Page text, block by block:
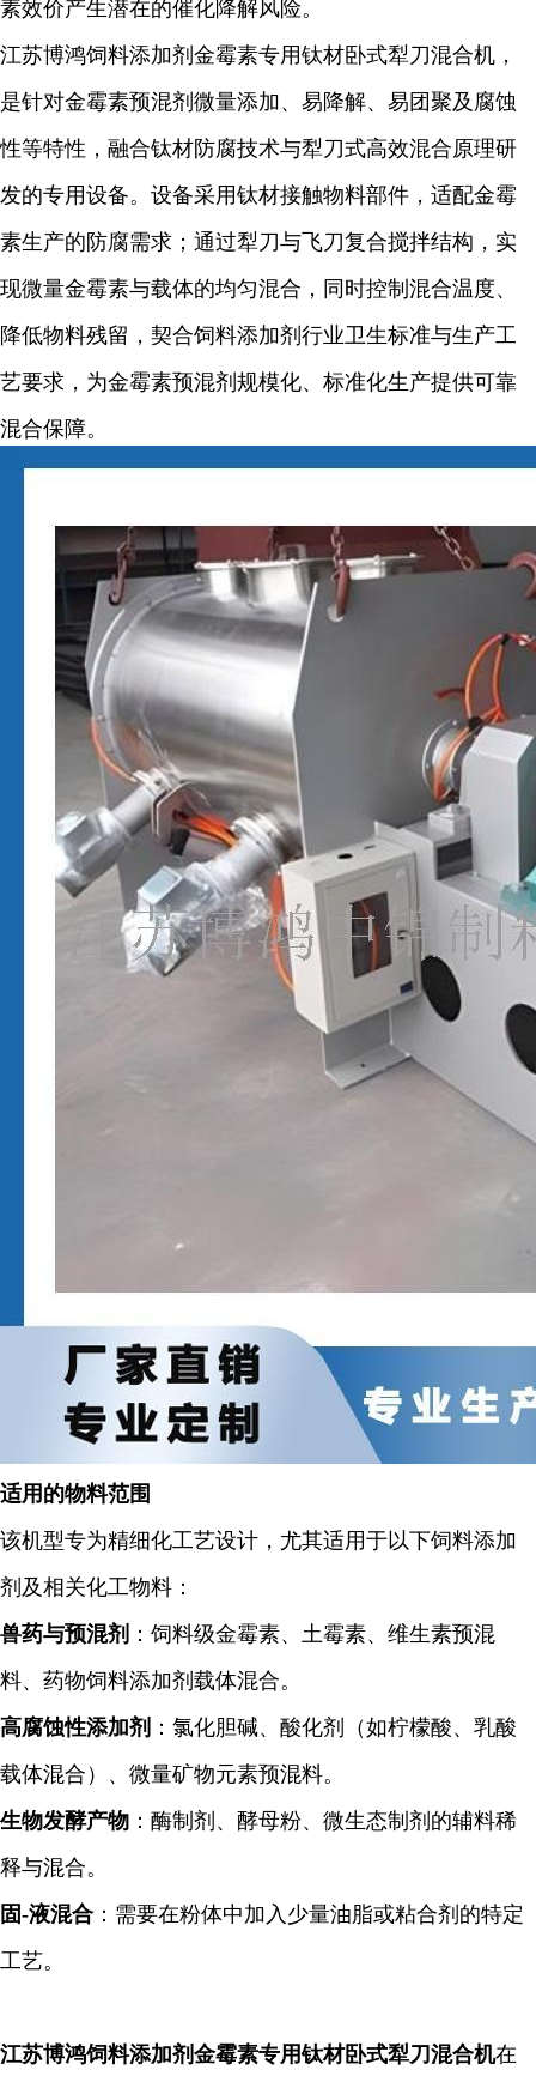
素效价产生潜在的催化降解风险。
江苏博鸿饲料添加剂金霉素专用钛材卧式犁刀混合机，
是针对金霉素预混剂微量添加、易降解、易团聚及腐蚀
性等特性，融合钛材防腐技术与犁刀式高效混合原理研
发的专用设备。设备采用钛材接触物料部件，适配金霉
素生产的防腐需求；通过犁刀与飞刀复合搅拌结构，实
现微量金霉素与载体的均匀混合，同时控制混合温度、
降低物料残留，契合饲料添加剂行业卫生标准与生产工
艺要求，为金霉素预混剂规模化、标准化生产提供可靠
混合保障。
适用的物料范围
该机型专为精细化工艺设计，尤其适用于以下饲料添加
剂及相关化工物料：
兽药与预混剂 ：饲料级金霉素、土霉素、维生素预混
料、药物饲料添加剂载体混合。
高腐蚀性添加剂 ：氯化胆碱、酸化剂（如柠檬酸、乳酸
载体混合）、微量矿物元素预混料。
生物发酵产物 ：酶制剂、酵母粉、微生态制剂的辅料稀
释与混合。
固-液混合 ：需要在粉体中加入少量油脂或粘合剂的特定
工艺。
江苏博鸿饲料添加剂金霉素专用钛材卧式犁刀混合机在